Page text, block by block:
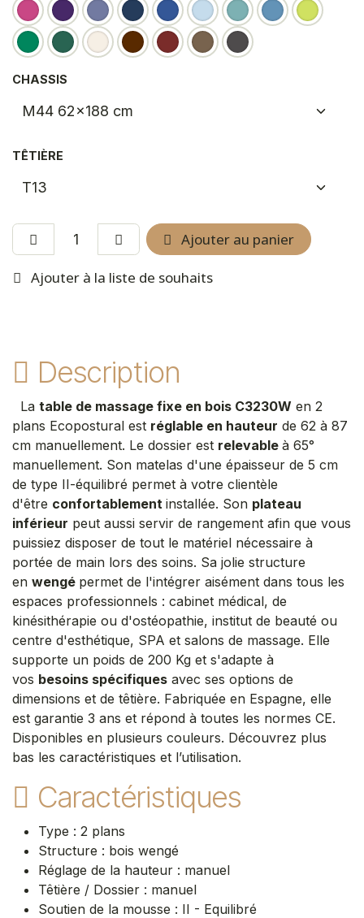
CHASSIS
TÊTIÈRE
Ajouter au panier
Ajouter à la liste de souhaits
Description
La table de massage fixe en bois C3230W en 2
plans Ecopostural est réglable en hauteur de 62 à 87
cm manuellement. Le dossier est relevable à 65°
manuellement. Son matelas d'une épaisseur de 5 cm
de type II-équilibré permet à votre clientèle
d'être confortablement installée. Son plateau
inférieur peut aussi servir de rangement afin que vous
puissiez disposer de tout le matériel nécessaire à
portée de main lors des soins. Sa jolie structure
en wengé permet de l'intégrer aisément dans tous les
espaces professionnels : cabinet médical, de
kinésithérapie ou d'ostéopathie, institut de beauté ou
centre d'esthétique, SPA et salons de massage. Elle
supporte un poids de 200 Kg et s'adapte à
vos besoins spécifiques avec ses options de
dimensions et de têtière. Fabriquée en Espagne, elle
est garantie 3 ans et répond à toutes les normes CE.
Disponibles en plusieurs couleurs. Découvrez plus
bas les caractéristiques et l’utilisation.
Caractéristiques
Type : 2 plans
Structure : bois wengé
Réglage de la hauteur : manuel
Têtière / Dossier : manuel
Soutien de la mousse : II - Equilibré